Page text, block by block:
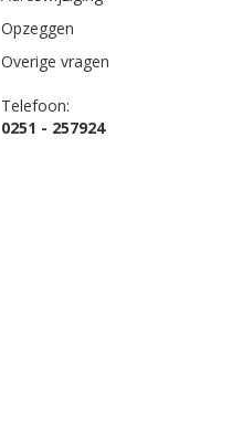
Opzeggen
Overige vragen
Telefoon:
0251 - 257924